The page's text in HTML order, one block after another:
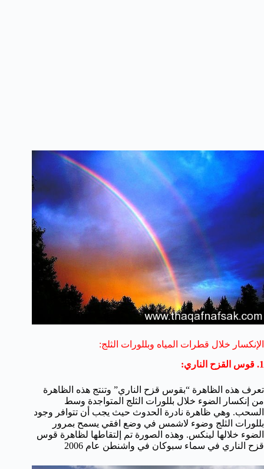
الإنكسار خلال قطرات المياه وبللورات الثلج:
1. قوس القزح الناري:
تعرف هذه الظاهرة “بقوس قزح الناري” وتنتج هذه الظاهرة
من إنكسار الضوء خلال بللورات الثلج المتواجدة وسط
السحب. وهي ظاهرة نادرة الحدوث حيث يجب أن تتوافر وجود
بللورات الثلج وضوء لاشمس في وضع افقي يسمح بمرور
الضوء خلالها لينكس. وهذه الصورة تم إلتقاطها لظاهرة قوس
قزح الناري في سماء سبوكان في واشنطن عام 2006